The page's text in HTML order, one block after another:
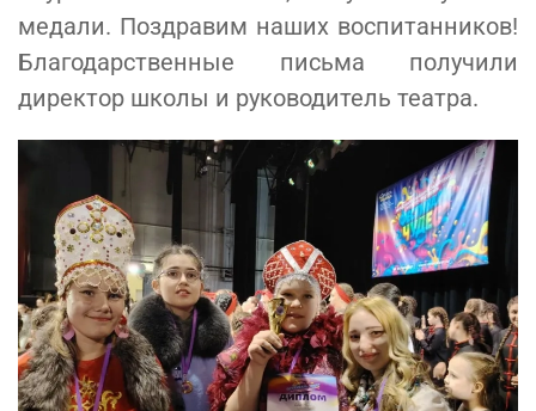
медали. Поздравим наших воспитанников!
Благодарственные письма получили
директор школы и руководитель театра.
УВЕЛИЧИТЬ